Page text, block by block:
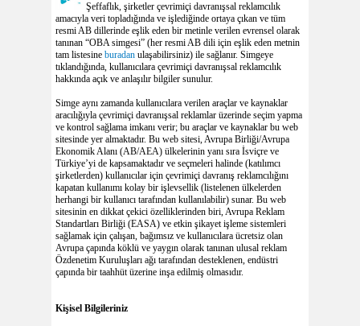
Şeffaflık, şirketler çevrimiçi davranışsal reklamcılık
amacıyla veri topladığında ve işlediğinde ortaya çıkan ve tüm
resmi AB dillerinde eşlik eden bir metinle verilen evrensel olarak
tanınan “OBA simgesi” (her resmi AB dili için eşlik eden metnin
tam listesine buradan ulaşabilirsiniz) ile sağlanır. Simgeye
tıklandığında, kullanıcılara çevrimiçi davranışsal reklamcılık
hakkında açık ve anlaşılır bilgiler sunulur.
Simge aynı zamanda kullanıcılara verilen araçlar ve kaynaklar
aracılığıyla çevrimiçi davranışsal reklamlar üzerinde seçim yapma
ve kontrol sağlama imkanı verir; bu araçlar ve kaynaklar bu web
sitesinde yer almaktadır. Bu web sitesi, Avrupa Birliği/Avrupa
Ekonomik Alanı (AB/AEA) ülkelerinin yanı sıra İsviçre ve
Türkiye’yi de kapsamaktadır ve seçmeleri halinde (katılımcı
şirketlerden) kullanıcılar için çevrimiçi davranış reklamcılığını
kapatan kullanımı kolay bir işlevsellik (listelenen ülkelerden
herhangi bir kullanıcı tarafından kullanılabilir) sunar. Bu web
sitesinin en dikkat çekici özelliklerinden biri, Avrupa Reklam
Standartları Birliği (EASA) ve etkin şikayet işleme sistemleri
sağlamak için çalışan, bağımsız ve kullanıcılara ücretsiz olan
Avrupa çapında köklü ve yaygın olarak tanınan ulusal reklam
Özdenetim Kuruluşları ağı tarafından desteklenen, endüstri
çapında bir taahhüt üzerine inşa edilmiş olmasıdır.
Kişisel Bilgileriniz